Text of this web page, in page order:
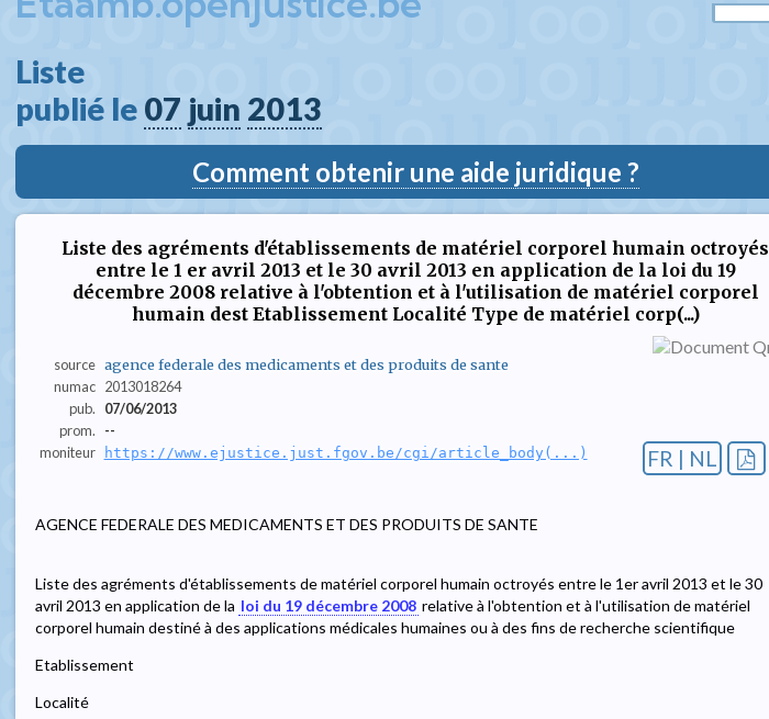
Liste
publié le 07 juin 2013
Comment obtenir une aide juridique ?
Liste des agréments d'établissements de matériel corporel humain octroyés
entre le 1 er avril 2013 et le 30 avril 2013 en application de la loi du 19
décembre 2008 relative à l'obtention et à l'utilisation de matériel corporel
humain dest Etablissement Localité Type de matériel corp(...)
source agence federale des medicaments et des produits de sante
numac 2013018264
pub.
07/06/2013
prom.
--
moniteur
https://www.ejustice.just.fgov.be/cgi/article_body(...) FR | NL
AGENCE FEDERALE DES MEDICAMENTS ET DES PRODUITS DE SANTE
Liste des agréments d'établissements de matériel corporel humain octroyés entre le 1er avril 2013 et le 30
avril 2013 en application de la loi du 19 décembre 2008 relative à l'obtention et à l'utilisation de matériel
corporel humain destiné à des applications médicales humaines ou à des fins de recherche scientifique
Etablissement
Localité